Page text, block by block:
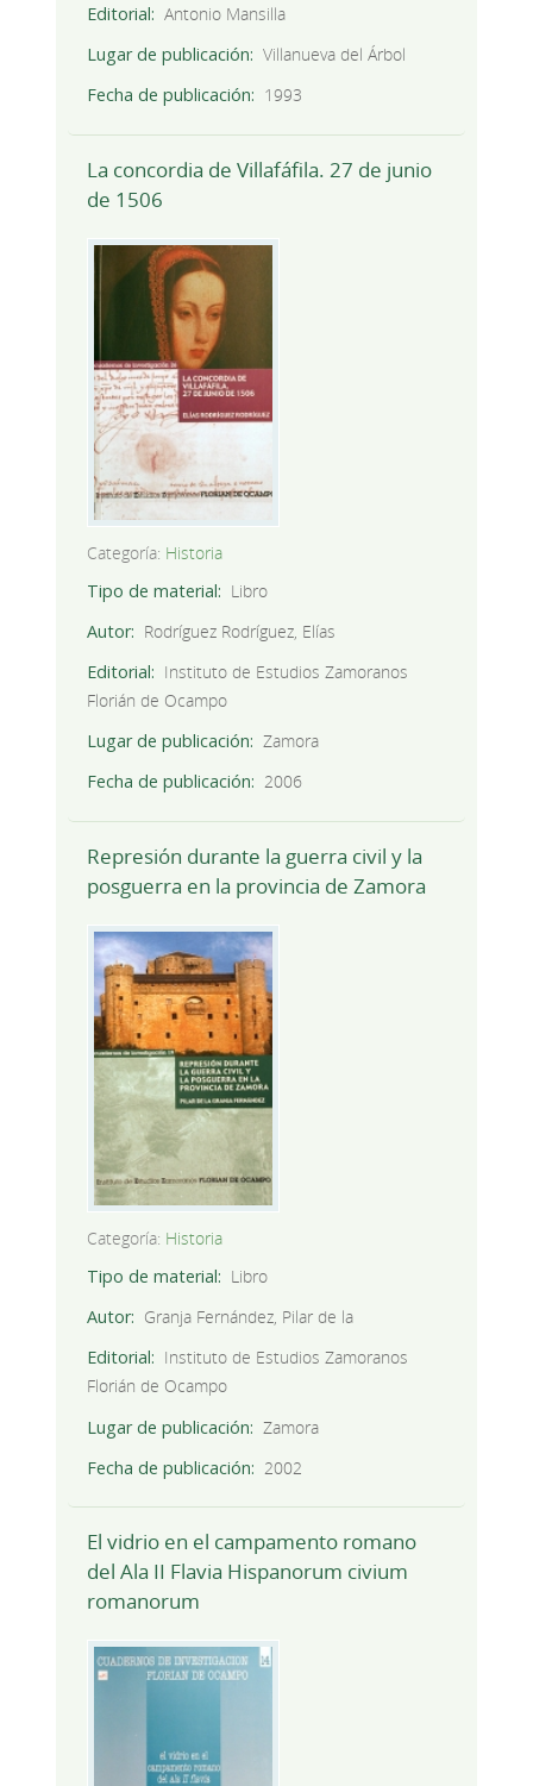
Editorial
Antonio Mansilla
Lugar de publicación
Villanueva del Árbol
Fecha de publicación
1993
La concordia de Villafáfila. 27 de junio
de 1506
Categoría: Historia
Tipo de material
Libro
Autor
Rodríguez Rodríguez, Elías
Editorial
Instituto de Estudios Zamoranos
Florián de Ocampo
Lugar de publicación
Zamora
Fecha de publicación
2006
Represión durante la guerra civil y la
posguerra en la provincia de Zamora
Categoría: Historia
Tipo de material
Libro
Autor
Granja Fernández, Pilar de la
Editorial
Instituto de Estudios Zamoranos
Florián de Ocampo
Lugar de publicación
Zamora
Fecha de publicación
2002
El vidrio en el campamento romano
del Ala II Flavia Hispanorum civium
romanorum